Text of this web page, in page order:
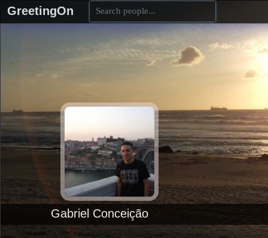
GreetingOn
Gabriel Conceição